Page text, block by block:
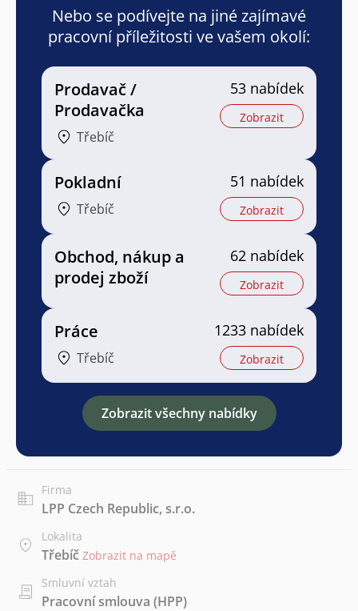
Nebo se podívejte na jiné zajímavé
pracovní příležitosti ve vašem okolí:
Prodavač /
Prodavačka
Třebíč
53 nabídek
Zobrazit
Pokladní
Třebíč
51 nabídek
Zobrazit
Obchod, nákup a
prodej zboží
62 nabídek
Zobrazit
Práce
Třebíč
1233 nabídek
Zobrazit
Zobrazit všechny nabídky
Firma
LPP Czech Republic, s.r.o.
Lokalita
Třebíč Zobrazit na mapě
Smluvní vztah
Pracovní smlouva (HPP)